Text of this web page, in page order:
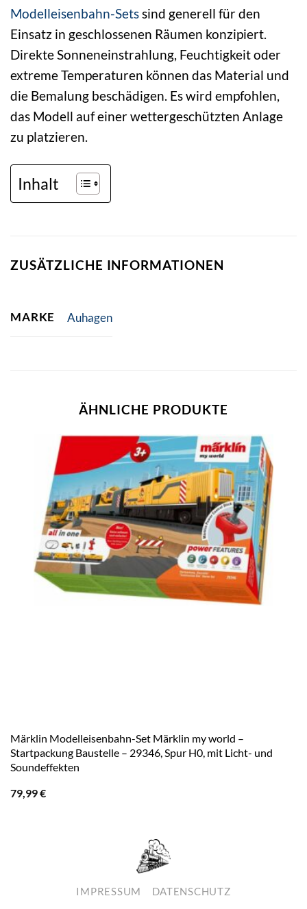
Modelleisenbahn-Setssind generell für den
Einsatz in geschlossenen Räumen konzipiert.
Direkte Sonneneinstrahlung, Feuchtigkeit oder
extreme Temperaturen können das Material und
die Bemalung beschädigen. Es wird empfohlen,
das Modell auf einer wettergeschützten Anlage
zu platzieren.
Inhalt
ZUSÄTZLICHE INFORMATIONEN
MARKE Auhagen
ÄHNLICHE PRODUKTE
Märklin Modelleisenbahn-Set Märklin my world –
Startpackung Baustelle – 29346, Spur H0, mit Licht- und
Soundeffekten
79,99€
IMPRESSUM DATENSCHUTZ